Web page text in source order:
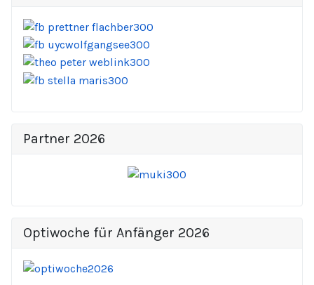
Partner 2026
Optiwoche für Anfänger 2026